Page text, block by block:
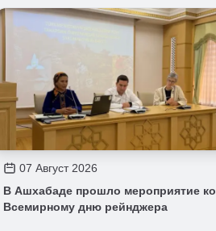
07 Август 2026
В Ашхабаде прошло мероприятие ко
Всемирному дню рейнджера